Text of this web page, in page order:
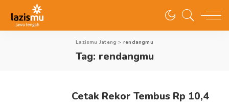
Lazismu Jateng > rendangmu
Tag: rendangmu
Cetak Rekor Tembus Rp 10,4